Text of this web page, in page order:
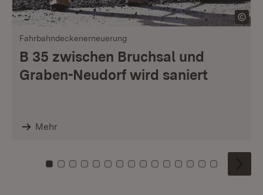
Fahrbahndeckenerneuerung
B 35 zwischen Bruchsal und
Graben-Neudorf wird saniert
Mehr
Zu Kachel: 0
Zu Kachel: 1
Zu Kachel: 2
Zu Kachel: 3
Zu Kachel: 4
Zu Kachel: 5
Zu Kachel: 6
Zu Kachel: 7
Zu Kachel: 8
Zu Kachel: 9
Zu Kachel: 10
Zu Kachel: 11
Zu Kachel: 12
Zu Kachel:
Zu